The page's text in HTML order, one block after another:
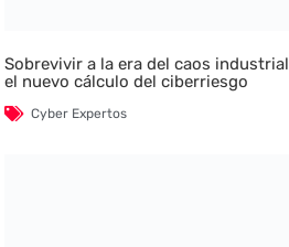
Sobrevivir a la era del caos
el nuevo cálculo del ciberriesgo
Cyber Expertos